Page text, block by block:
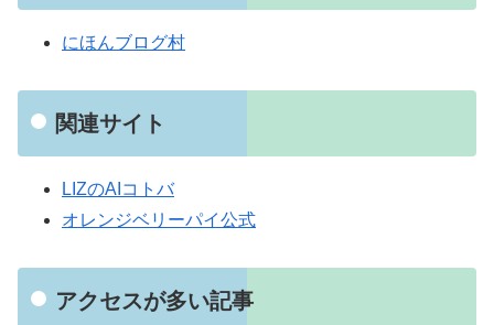
にほんブログ村
関連サイト
LIZのAIコトバ
オレンジベリーパイ公式
アクセスが多い記事